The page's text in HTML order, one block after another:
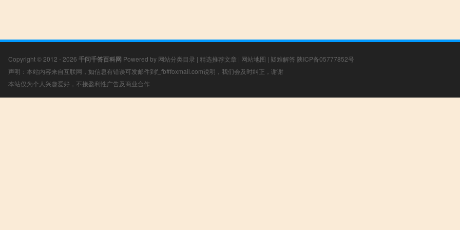
Copyright © 2012 - 2026 千问千答百科网 Powered by 网站分类目录 | 精选推荐文章 | 网站地图 | 疑难解答 陕ICP备05777852号
声明：本站内容来自互联网，如信息有错误可发邮件到f_fb#foxmail.com说明，我们会及时纠正，谢谢
本站仅为个人兴趣爱好，不接盈利性广告及商业合作